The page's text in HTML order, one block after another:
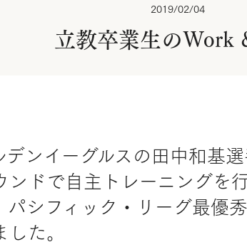
2019/02/04
立教卒業生のWork
ンイーグルスの田中和基
ドで自主トレーニングを
シフィック・リーグ最優
た。